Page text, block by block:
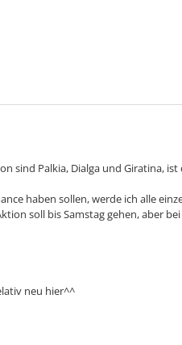
sind Palkia, Dialga und Giratina,
haben sollen, werde ich alle
soll bis Samstag gehen, aber
neu hier^^